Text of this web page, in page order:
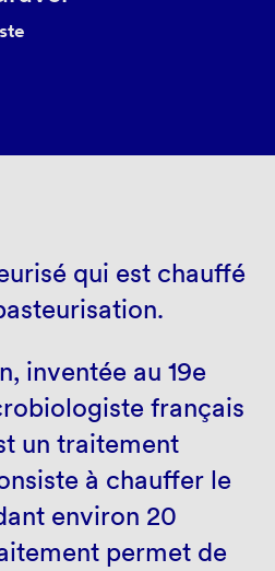
qui est chauffé
inventée au 19e
français
un traitement
à chauffer le
environ 20
permet de